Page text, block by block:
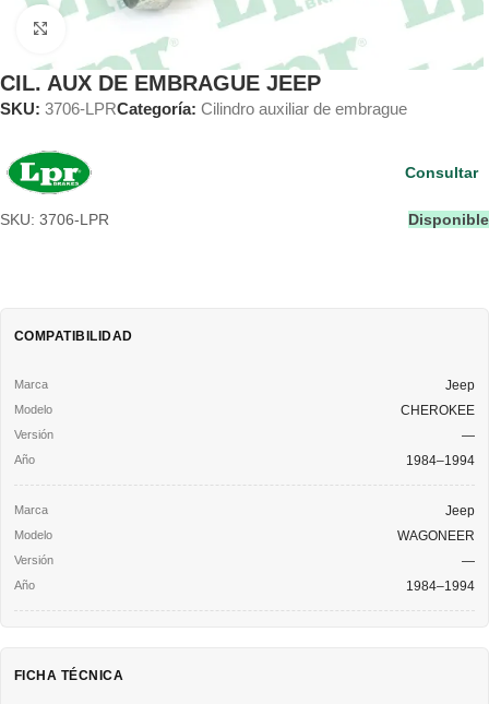
CIL. AUX DE EMBRAGUE JEEP
SKU: 3706-LPRCategoría: Cilindro auxiliar de embrague
SKU: 3706-LPR Disponible
Consultar
COMPATIBILIDAD
Jeep
CHEROKEE
—
1984–1994
Jeep
WAGONEER
—
1984–1994
FICHA TÉCNICA